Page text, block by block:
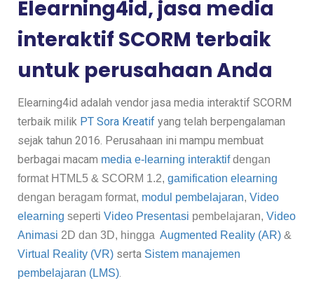
Elearning4id, jasa media
interaktif SCORM terbaik
untuk perusahaan Anda
Elearning4id adalah vendor jasa media interaktif SCORM
terbaik milik PT Sora Kreatif yang telah berpengalaman
sejak tahun 2016. Perusahaan ini mampu membuat
berbagai macam media e-learning interaktifdengan
format HTML5 & SCORM 1.2, gamification elearning
dengan beragam format, modul pembelajaran, Video
elearning seperti Video Presentasi pembelajaran, Video
Animasi 2D dan 3D, hingga Augmented Reality (AR) &
Virtual Reality (VR) serta Sistem manajemen
pembelajaran (LMS).